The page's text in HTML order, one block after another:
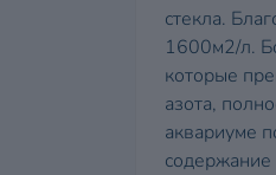
стекла.
1600м2/л.
которые
азота,
аквариуме
содержание